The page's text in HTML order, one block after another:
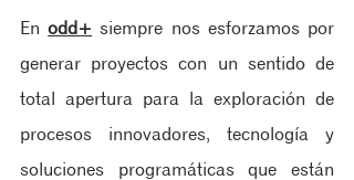
En odd+ siempre nos esforzamos por
generar proyectos con un sentido de
total apertura para la exploración de
procesos innovadores, tecnología y
soluciones programáticas que están